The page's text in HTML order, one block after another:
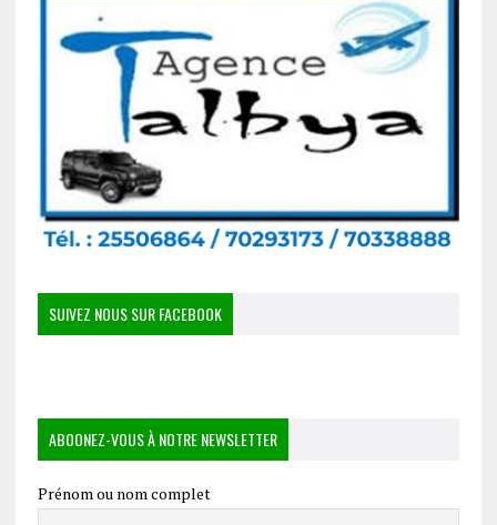
SUIVEZ NOUS SUR FACEBOOK
ABOONEZ-VOUS À NOTRE NEWSLETTER
Prénom ou nom complet